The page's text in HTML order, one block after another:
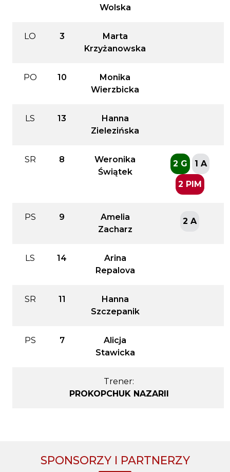
Wolska
LO 3
Marta
Krzyżanowska
PO 10
Monika
Wierzbicka
LS 13
Hanna
Zielezińska
SR 8
Weronika
Świątek
2 G 1 A
2 PIM
PS 9
Amelia
Zacharz
2 A
LS 14
Arina
Repalova
SR 11
Hanna
Szczepanik
PS 7
Alicja
Stawicka
Trener:
PROKOPCHUK NAZARII
SPONSORZY I PARTNERZY